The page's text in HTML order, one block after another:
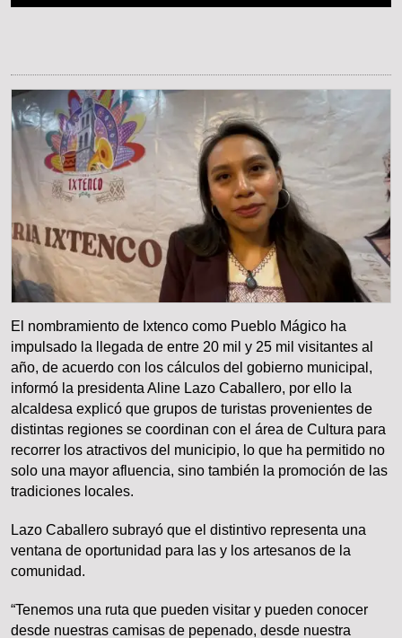
El nombramiento de Ixtenco como Pueblo Mágico ha
impulsado la llegada de entre 20 mil y 25 mil visitantes al
año, de acuerdo con los cálculos del gobierno municipal,
informó la presidenta Aline Lazo Caballero, por ello la
alcaldesa explicó que grupos de turistas provenientes de
distintas regiones se coordinan con el área de Cultura para
recorrer los atractivos del municipio, lo que ha permitido no
solo una mayor afluencia, sino también la promoción de las
tradiciones locales.
Lazo Caballero subrayó que el distintivo representa una
ventana de oportunidad para las y los artesanos de la
comunidad.
“Tenemos una ruta que pueden visitar y pueden conocer
desde nuestras camisas de pepenado, desde nuestra